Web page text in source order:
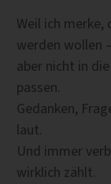
Weil ich
werden wollen –
aber nicht in
passen.
Gedanken,
laut.
Und immer
wirklich zählt.